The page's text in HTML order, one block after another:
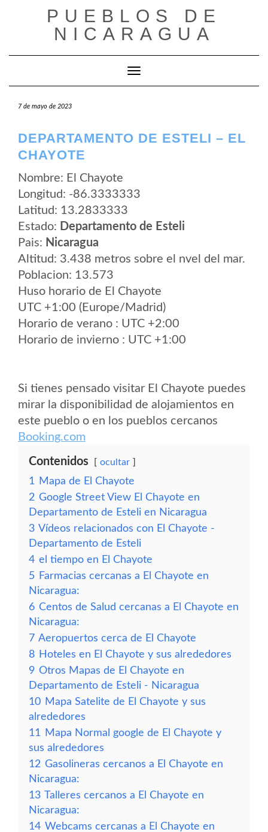
PUEBLOS DE
NICARAGUA
Cambiar modo de navegación
7 de mayo de 2023
DEPARTAMENTO DE ESTELI – EL
CHAYOTE
Nombre: El Chayote
Longitud: -86.3333333
Latitud: 13.2833333
Estado: Departamento de Esteli
Pais: Nicaragua
Altitud: 3.438 metros sobre el nvel del mar.
Poblacion: 13.573
Huso horario de El Chayote
UTC +1:00 (Europe/Madrid)
Horario de verano : UTC +2:00
Horario de invierno : UTC +1:00
Si tienes pensado visitar El Chayote puedes
mirar la disponibilidad de alojamientos en
este pueblo o en los pueblos cercanos
Booking.com
Contenidos ocultar
1
Mapa de El Chayote
2 Google Street View El Chayote en
Departamento de Esteli en Nicaragua
3 Vídeos relacionados con El Chayote -
Departamento de Esteli
4 el tiempo en El Chayote
5 Farmacias cercanas a El Chayote en
Nicaragua:
6 Centos de Salud cercanas a El Chayote en
Nicaragua:
7 Aeropuertos cerca de El Chayote
8 Hoteles en El Chayote y sus alrededores
9 Otros Mapas de El Chayote en
Departamento de Esteli - Nicaragua
10 Mapa Satelite de El Chayote y sus
alrededores
11
Mapa Normal google de El Chayote y
sus alrededores
12 Gasolineras cercanos a El Chayote en
Nicaragua:
13 Talleres cercanos a El Chayote en
Nicaragua:
14 Webcams cercanas a El Chayote en